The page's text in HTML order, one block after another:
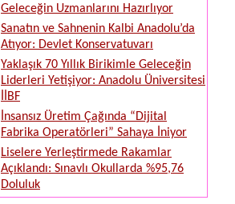
Geleceğin Uzmanlarını Hazırlıyor
Sanatın ve Sahnenin Kalbi Anadolu’da
Atıyor: Devlet Konservatuvarı
Yaklaşık 70 Yıllık Birikimle Geleceğin
Liderleri Yetişiyor: Anadolu Üniversitesi
İİBF
İnsansız Üretim Çağında “Dijital
Fabrika Operatörleri” Sahaya İniyor
Liselere Yerleştirmede Rakamlar
Açıklandı: Sınavlı Okullarda %95,76
Doluluk